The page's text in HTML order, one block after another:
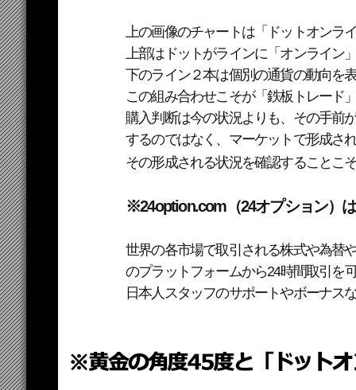
上の画像のチャートは「ドットオンラ
上部はドットがラインに「オンライン
下のライン２本は個別の通貨の動向を
この組み合わせこそが「鉄板トレード
購入判断は今の状況よりも、その手前
するのではなく、マーケットで形成さ
その形成される状況を確認することこ
※24option.com（24オプション）
世界の各市場で取引される株式や為替
のプラットフォームから24時間取引を
日本人スタッフのサポートやボーナス